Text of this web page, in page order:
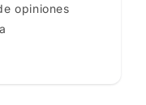
opiniones